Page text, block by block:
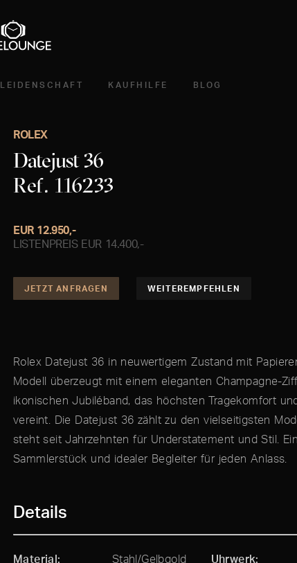
LEIDENSCHAFT KAUFHILFE BLOG
ROLEX
Datejust 36
Ref. 116233
EUR 12.950,-
LISTENPREIS EUR 14.400,-
JETZT ANFRAGEN WEITEREMPFEHLEN
Rolex Datejust 36 in neuwertigem Zustand mit
Modell überzeugt mit einem eleganten Champagne-
ikonischen Jubiléband, das höchsten Tragekomfort
vereint. Die Datejust 36 zählt zu den vielseitigsten
steht seit Jahrzehnten für Understatement und Stil.
Sammlerstück und idealer Begleiter für jeden Anlass.
Details
Material Stahl/Gelbgold Uhrwerk